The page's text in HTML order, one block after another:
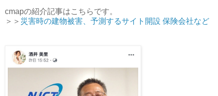
cmapの紹介記事はこちらです。
＞＞ 災害時の建物被害、予測するサイト開設 保険会社など